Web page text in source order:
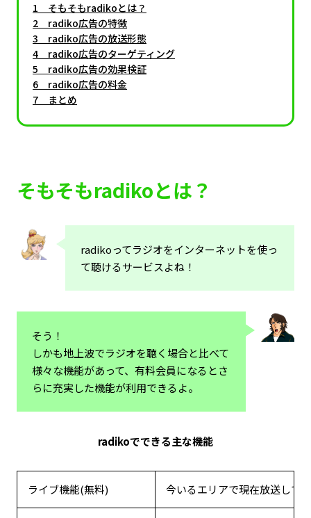
そもそもradikoとは？
radiko広告の特徴
radiko広告の放送形態
radiko広告のターゲティング
radiko広告の効果検証
radiko広告の料金
まとめ
そもそもradikoとは？
radikoってラジオをインターネットを使っ
て聴けるサービスよね！
そう！
しかも地上波でラジオを聴く場合と比べて
様々な機能があって、有料会員になるとさ
らに充実した機能が利用できるよ。
radikoでできる主な機能
ライブ機能(無料) 今いるエリアで現在放送して